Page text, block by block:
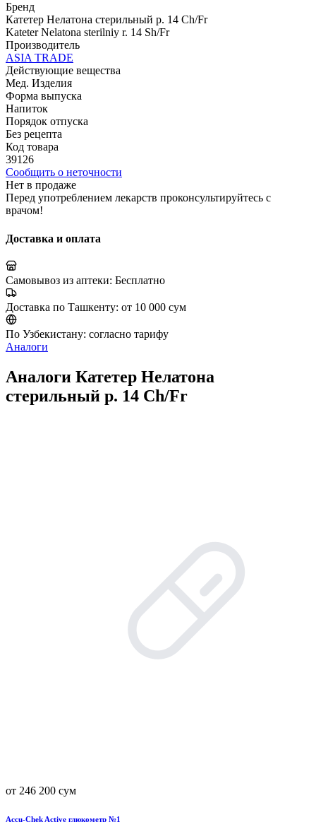
Бренд
Катетер Нелатона стерильный р. 14 Сh/Fr
Kateter Nelatona sterilniy r. 14 Sh/Fr
Производитель
ASIA TRADE
Действующие вещества
Мед. Изделия
Форма выпуска
Напиток
Порядок отпуска
Без рецепта
Код товара
39126
Сообщить о неточности
Нет в продаже
Перед употреблением лекарств проконсультируйтесь с
врачом!
Доставка и оплата
Самовывоз из аптеки: Бесплатно
Доставка по Ташкенту: от 10 000 сум
По Узбекистану: согласно тарифу
Аналоги
Аналоги Катетер Нелатона
стерильный р. 14 Сh/Fr
от 246 200 сум
Accu-Chek Active глюкометр №1